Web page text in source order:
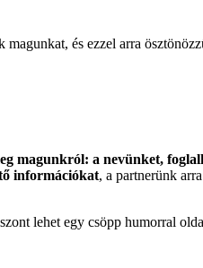
magunkat, és ezzel arra
magunkról: a nevünket,
információkat, a partnerünk
lehet egy csöpp humorral